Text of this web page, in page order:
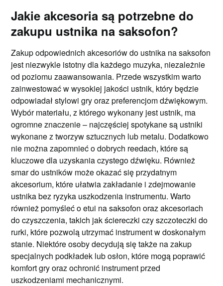
Jakie akcesoria są potrzebne do
zakupu ustnika na saksofon?
Zakup odpowiednich akcesoriów do ustnika na saksofon
jest niezwykle istotny dla każdego muzyka, niezależnie
od poziomu zaawansowania. Przede wszystkim warto
zainwestować w wysokiej jakości ustnik, który będzie
odpowiadał stylowi gry oraz preferencjom dźwiękowym.
Wybór materiału, z którego wykonany jest ustnik, ma
ogromne znaczenie – najczęściej spotykane są ustniki
wykonane z tworzyw sztucznych lub metalu. Dodatkowo
nie można zapomnieć o dobrych reedach, które są
kluczowe dla uzyskania czystego dźwięku. Również
smar do ustników może okazać się przydatnym
akcesorium, które ułatwia zakładanie i zdejmowanie
ustnika bez ryzyka uszkodzenia instrumentu. Warto
również pomyśleć o etui na saksofon oraz akcesoriach
do czyszczenia, takich jak ściereczki czy szczoteczki do
rurki, które pozwolą utrzymać instrument w doskonałym
stanie. Niektóre osoby decydują się także na zakup
specjalnych podkładek lub osłon, które mogą poprawić
komfort gry oraz ochronić instrument przed
uszkodzeniami mechanicznymi.